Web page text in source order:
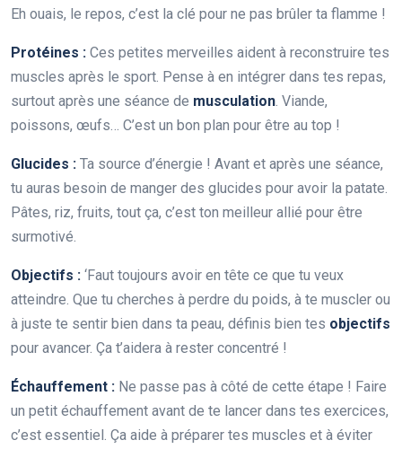
Eh ouais, le repos, c’est la clé pour ne pas brûler ta flamme !
Protéines : Ces petites merveilles aident à reconstruire tes
muscles après le sport. Pense à en intégrer dans tes repas,
surtout après une séance de musculation. Viande,
poissons, œufs… C’est un bon plan pour être au top !
Glucides : Ta source d’énergie ! Avant et après une séance,
tu auras besoin de manger des glucides pour avoir la patate.
Pâtes, riz, fruits, tout ça, c’est ton meilleur allié pour être
surmotivé.
Objectifs : ‘Faut toujours avoir en tête ce que tu veux
atteindre. Que tu cherches à perdre du poids, à te muscler ou
à juste te sentir bien dans ta peau, définis bien tes objectifs
pour avancer. Ça t’aidera à rester concentré !
Échauffement : Ne passe pas à côté de cette étape ! Faire
un petit échauffement avant de te lancer dans tes exercices,
c’est essentiel. Ça aide à préparer tes muscles et à éviter